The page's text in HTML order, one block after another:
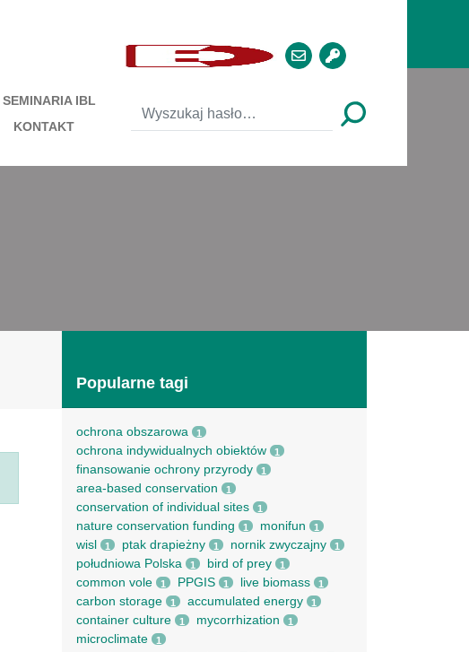
SEMINARIA IBL
KONTAKT
Popularne tagi
ochrona obszarowa 1
ochrona indywidualnych obiektów 1
finansowanie ochrony przyrody 1
area-based conservation 1
conservation of individual sites 1
nature conservation funding 1 monifun 1
wisl 1 ptak drapieżny 1 nornik zwyczajny 1
południowa Polska 1 bird of prey 1
common vole 1 PPGIS 1 live biomass 1
carbon storage 1 accumulated energy 1
container culture 1 mycorrhization 1
microclimate 1